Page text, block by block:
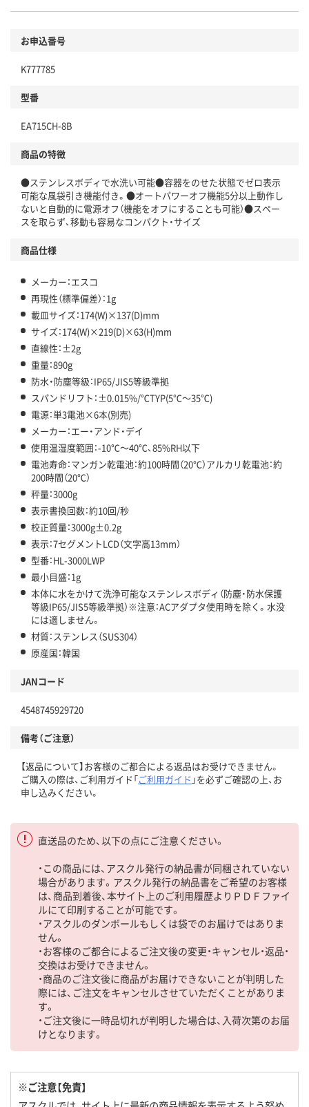
お申込番号
K777785
型番
EA715CH-8B
商品の特徴
●ステンレスボディで水洗い可能●容器をのせた状態でゼロ表示
可能な風袋引き機能付き。●オートパワーオフ機能5分以上動作し
ないと自動的に電源オフ（機能をオフにすることも可能）●スペー
スを取らず、移動も容易なコンパクト・サイズ
商品仕様
メーカー：エスコ
再現性（標準偏差）：1g
載皿サイズ：174(W)×137(D)mm
サイズ：174(W)×219(D)×63(H)mm
直線性：±2g
重量：890g
防水・防塵等級：IP65/JIS5等級準拠
スパンドリフト：±0.015%/℃TYP(5℃～35℃)
電源：単3電池×6本(別売)
メーカー：エー・アンド・デイ
使用温湿度範囲：-10℃～40℃、85%RH以下
電池寿命：マンガン乾電池：約100時間（20℃）アルカリ乾電池：約
200時間（20℃）
秤量：3000g
表示書換回数：約10回/秒
校正質量：3000g±0.2g
表示：7セグメントLCD（文字高13mm）
型番：HL-3000LWP
最小目盛：1g
本体に水をかけて洗浄可能なステンレスボディ（防塵・防水保護
等級IP65/JIS5等級準拠）※注意：ACアダプタ使用時を除く。水没
には適しません。
材質：ステンレス（SUS304）
原産国：韓国
JANコード
4548745929720
備考（ご注意）
【返品について】お客様のご都合による返品はお受けできません。
ご購入の際は、ご利用ガイド「ご利用ガイド 」を必ずご確認の上、お
申し込みください。
直送品のため、以下の点にご注意ください。
・この商品には、アスクル発行の納品書が同梱されていない
場合があります。アスクル発行の納品書をご希望のお客様
は、商品到着後、本サイト上のご利用履歴よりＰＤＦファイ
ルにて印刷することが可能です。
・アスクルのダンボールもしくは袋でのお届けではありま
せん。
・お客様のご都合によるご注文後の変更・キャンセル・返品・
交換はお受けできません。
・商品のご注文後に商品がお届けできないことが判明した
際には、ご注文をキャンセルさせていただくことがありま
す。
・ご注文後に一時品切れが判明した場合は、入荷次第のお届
けとなります。
※ご注意【免責】